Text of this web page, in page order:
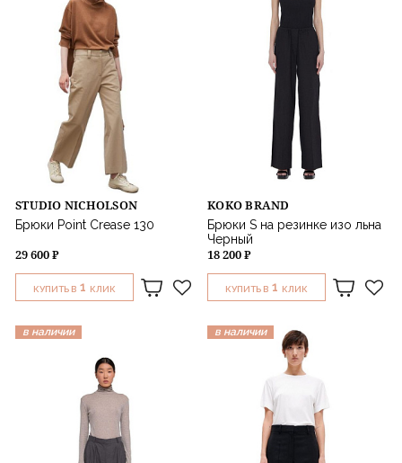
STUDIO NICHOLSON
Брюки Point Crease 130
29 600 ₽
КУПИТЬ В 1 КЛИК
KOKO BRAND
Брюки S на резинке изо льна
Черный
18 200 ₽
КУПИТЬ В 1 КЛИК
в наличии в наличии